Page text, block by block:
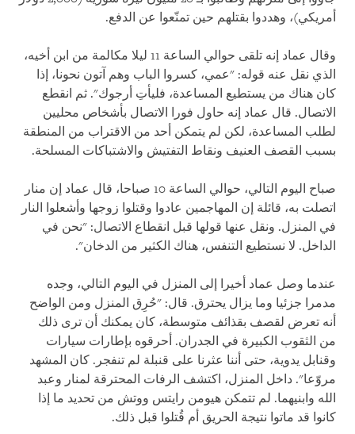
أمريكي)، وهددوا بقتلهم حين تمنّعوا عن الدفع.
وقال عماد إنه تلقى حوالي الساعة 11 ليلا مكالمة من ابن أخيه،
الذي نقل عنه قوله: "عمي، كسروا الباب وهم آتون نحونا، إذا
كان هناك من يستطيع المساعدة، فليأتِ أرجوك". ثم انقطع
الاتصال. قال عماد إنه حاول فورا الاتصال بأشخاص محليين
لطلب المساعدة، لكن لم يتمكن أحد من الاقتراب من المنطقة
بسبب القصف العنيف ونقاط التفتيش والاشتباكات المسلحة.
صباح اليوم التالي، حوالي الساعة 10 صباحا، قال عماد إن منار
اتصلت به، قائلة إن المهاجمين عادوا وقتلوا زوجها وأشعلوا النار
في المنزل. ونقل عنها قولها قبل انقطاع الاتصال: "نحن في
الداخل. لا نستطيع التنفس، هناك الكثير من الدخان".
عندما وصل عماد أخيرا إلى المنزل في اليوم التالي، وجده
مدمرا جزئيا وما يزال يحترق. قال: "حُرِق المنزل ومن الواضح
أنه تعرض لقصف بقذائف متوسطة، كان يمكنك أن ترى ذلك
من الثقوب الكبيرة في الجدران. أحرقوه بإطارات سيارات
وقنابل يدوية، حتى أننا عثرنا على قنبلة لم تنفجر. كان المشهد
مروّعا". داخل المنزل، اكتشف الرفات المحترقة لمنار وعبد
الله وابنيهما. لم تتمكن هيومن رايتس ووتش من تحديد ما إذا
كانوا قد ماتوا نتيجة الحريق أم قُتلوا قبل ذلك.